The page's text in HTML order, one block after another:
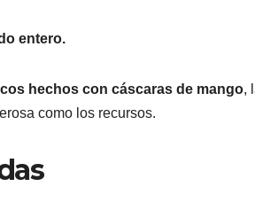
entero.
hechos con cáscaras de mango,
como los recursos.